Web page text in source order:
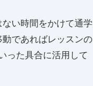
い時間をかけて通学
であればレッスンの
った具合に活用して